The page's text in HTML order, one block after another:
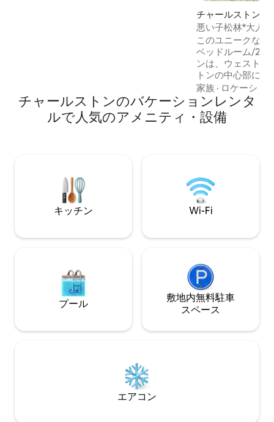
す。 キーレスエントリーとホームセキュ
リティシステムを提供しています。 路上
駐車場。ペットの同伴は禁止されていま
チャールストンの
悪い子松林*大人
このユニークなア
ベッドルーム/2バ
ンは、ウェストバ
トンの中心部に位置
ルが新しい欲望を
りできるように
ペースを提供しています
は、カップルが
のクイーンサイズ
ます。 私たちのキャビンは、カップルが
再びつながり、リ
とを探求するのを
家族 · ロケーショ
チャールストンのバケーションレンタ
ルで人気のアメニティ・設備
キッチン Wi-Fi
プール
敷地内無料駐⁠車
ス⁠ペ⁠ー⁠ス
エアコン